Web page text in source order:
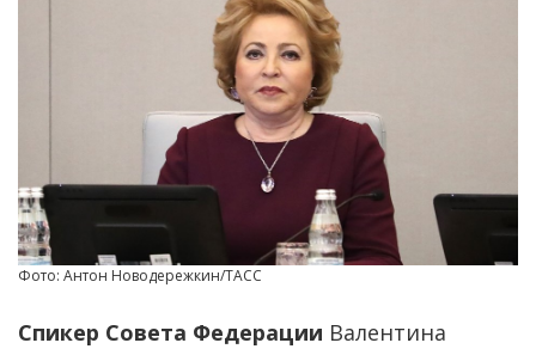
Фото: Антон Новодережкин/ТАСС
Спикер Совета Федерации Валентина